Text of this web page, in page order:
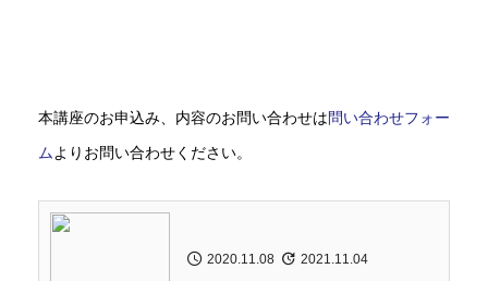
本講座のお申込み、内容のお問い合わせは問い合わせフォー
ム よりお問い合わせください。
2020.11.08 2021.11.04